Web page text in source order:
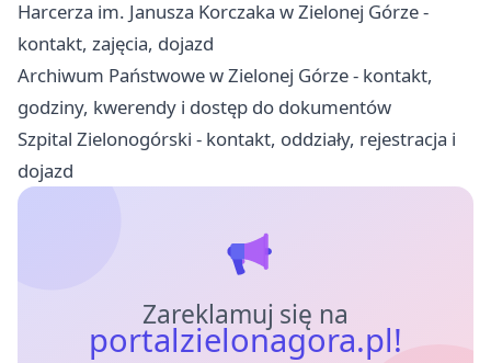
Harcerza im. Janusza Korczaka w Zielonej Górze -
kontakt, zajęcia, dojazd
Archiwum Państwowe w Zielonej Górze - kontakt,
godziny, kwerendy i dostęp do dokumentów
Szpital Zielonogórski - kontakt, oddziały, rejestracja i
dojazd
Zareklamuj się na
portalzielonagora.pl!